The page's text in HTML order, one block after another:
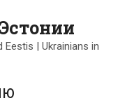
Eestis | Ukrainians in